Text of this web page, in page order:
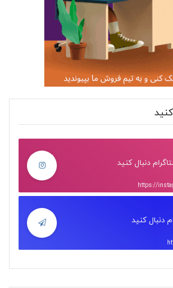
دنبال کنید
https://
دنبال کنید